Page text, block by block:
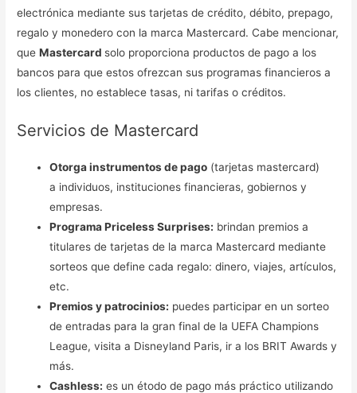
electrónica mediante sus tarjetas de crédito, débito, prepago,
regalo y monedero con la marca Mastercard. Cabe mencionar,
queMastercard solo proporciona productos de pago a los
bancos para que estos ofrezcan sus programas financieros a
los clientes, no establece tasas, ni tarifas o créditos.
Servicios de Mastercard
Otorga instrumentos de pago (tarjetas mastercard)
a individuos, instituciones financieras, gobiernos y
empresas.
Programa Priceless Surprises: brindan premios a
titulares de tarjetas de la marca Mastercard mediante
sorteos que define cada regalo: dinero, viajes, artículos,
etc.
Premios y patrocinios: puedes participar en un sorteo
de entradas para la gran final de la UEFA Champions
League, visita a Disneyland Paris, ir a los BRIT Awards y
más.
Cashless: es un étodo de pago más práctico utilizando